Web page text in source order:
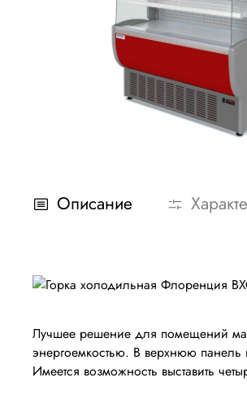
Описание
Лучшее решение для помещений
энергоемкостью. В верхнюю панель
Имеется возможность выставить